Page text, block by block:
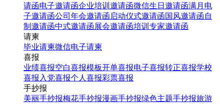
请函电子邀请函企业培训邀请函微信生日邀请函满月电
子邀请函公司年会邀请函 启动仪式邀请函国风邀请函自
制邀请函中式邀请函展会邀请函培训专家邀请函
请柬
毕业请柬微信电子请柬
喜报
业绩喜报空白喜报模板开单喜报电子喜报转正喜报学校
喜报 入党喜报个人喜报彩票喜报
手抄报
美丽手抄报梅花手抄报漫画手抄报绿色主题手抄报旅游